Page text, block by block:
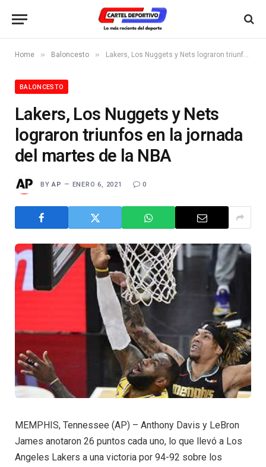
Home » Baloncesto » Lakers, Los Nuggets y Nets lograron triunfos en la jornada del martes de la NBA
BALONCESTO
Lakers, Los Nuggets y Nets
lograron triunfos en la jornada
del martes de la NBA
BY AP ENERO 6, 2021 0
MEMPHIS, Tennessee (AP) – Anthony Davis y LeBron
James anotaron 26 puntos cada uno, lo que llevó a Los
Angeles Lakers a una victoria por 94-92 sobre los